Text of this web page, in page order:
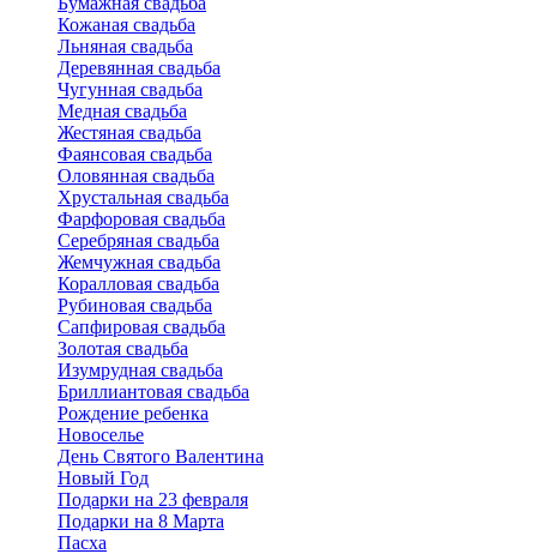
Кожаная свадьба
Льняная свадьба
Деревянная свадьба
Чугунная свадьба
Медная свадьба
Жестяная свадьба
Фаянсовая свадьба
Оловянная свадьба
Хрустальная свадьба
Фарфоровая свадьба
Серебряная свадьба
Жемчужная свадьба
Коралловая свадьба
Рубиновая свадьба
Сапфировая свадьба
Золотая свадьба
Изумрудная свадьба
Бриллиантовая свадьба
Рождение ребенка
Новоселье
День Святого Валентина
Новый Год
Подарки на 23 февраля
Подарки на 8 Марта
Пасха